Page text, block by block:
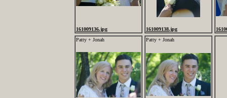
161009136.jpg 161009138.jpg
Patty + Jonah
Patty + Jonah